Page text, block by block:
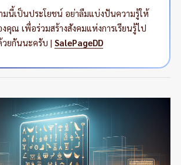
มนี้เป็นประโยชน์ อย่าลืมแบ่งปันความรู้ให้
คุณ เพื่อร่วมสร้างสังคมแห่งการเรียนรู้ไป
วยกันนะครับ | SalePageDD